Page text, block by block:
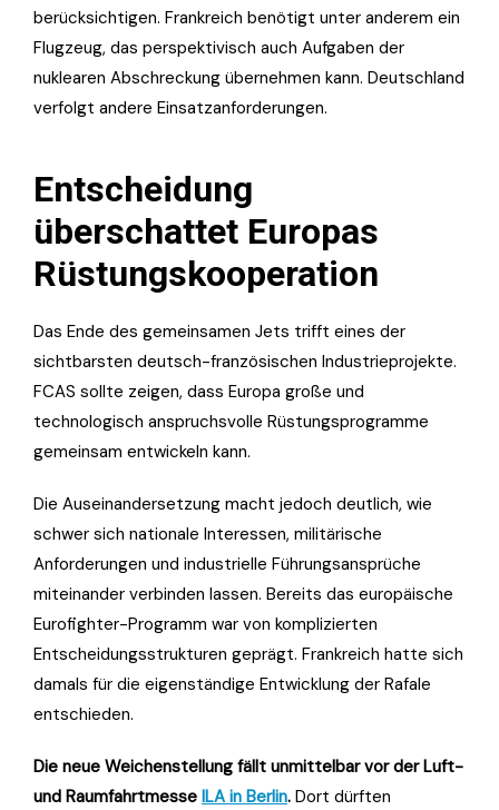
berücksichtigen. Frankreich benötigt unter anderem ein
Flugzeug, das perspektivisch auch Aufgaben der
nuklearen Abschreckung übernehmen kann. Deutschland
verfolgt andere Einsatzanforderungen.
Entscheidung
überschattet Europas
Rüstungskooperation
Das Ende des gemeinsamen Jets trifft eines der
sichtbarsten deutsch-französischen Industrieprojekte.
FCAS sollte zeigen, dass Europa große und
technologisch anspruchsvolle Rüstungsprogramme
gemeinsam entwickeln kann.
Die Auseinandersetzung macht jedoch deutlich, wie
schwer sich nationale Interessen, militärische
Anforderungen und industrielle Führungsansprüche
miteinander verbinden lassen. Bereits das europäische
Eurofighter-Programm war von komplizierten
Entscheidungsstrukturen geprägt. Frankreich hatte sich
damals für die eigenständige Entwicklung der Rafale
entschieden.
Die neue Weichenstellung fällt unmittelbar vor der Luft-
und Raumfahrtmesse ILA in Berlin. Dort dürften